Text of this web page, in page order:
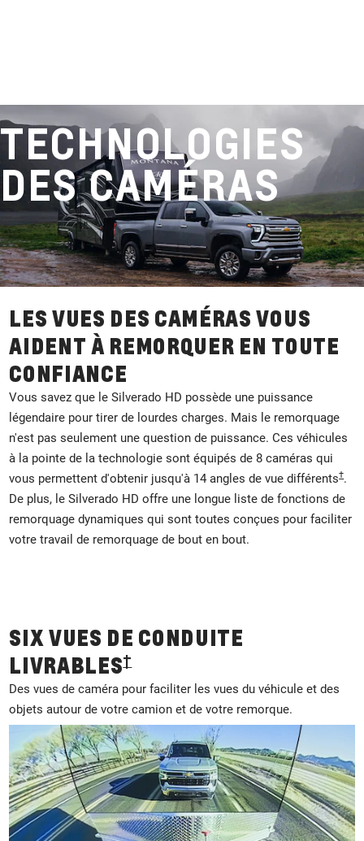
TECHNOLOGIES
DES CAMÉRAS
LES VUES DES CAMÉRAS VOUS
AIDENT À REMORQUER EN TOUTE
CONFIANCE
Vous savez que le Silverado HD possède une puissance
légendaire pour tirer de lourdes charges. Mais le remorquage
n'est pas seulement une question de puissance. Ces véhicules
à la pointe de la technologie sont équipés de 8 caméras qui
vous permettent d'obtenir jusqu'à 14 angles de vue différents†.
De plus, le Silverado HD offre une longue liste de fonctions de
remorquage dynamiques qui sont toutes conçues pour faciliter
votre travail de remorquage de bout en bout.
SIX VUES DE CONDUITE
LIVRABLES†
Des vues de caméra pour faciliter les vues du véhicule et des
objets autour de votre camion et de votre remorque.